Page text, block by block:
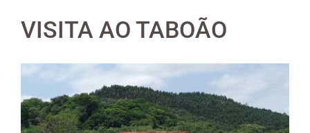
VISITA AO TABOÃO
View
Image